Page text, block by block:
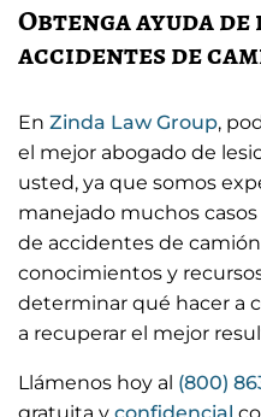
Obtenga ayuda
accidentes de
En Zinda Law Group,
el mejor abogado de
usted, ya que somos
manejado muchos
de accidentes de
conocimientos y
determinar qué hacer a
a recuperar el mejor
Llámenos hoy al (800)